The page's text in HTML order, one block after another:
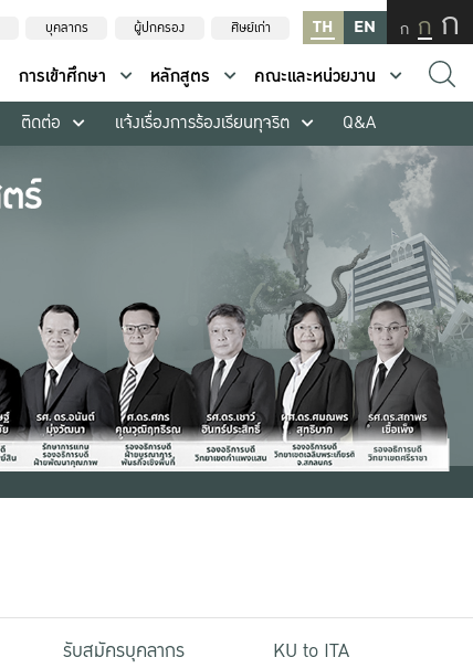
บุคลากร ผู้ปกครอง ศิษย์เก่า TH EN ก ก ก
การเข้าศึกษา หลักสูตร
คณะและหน่วยงาน
ติดต่อ แจ้งเรื่องการร้องเรียนทุจริต Q&A
รับสมัครบุคลากร KU to ITA